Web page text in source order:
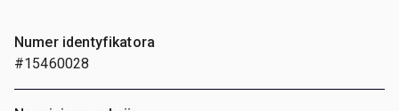
Numer identyfikatora
#15460028